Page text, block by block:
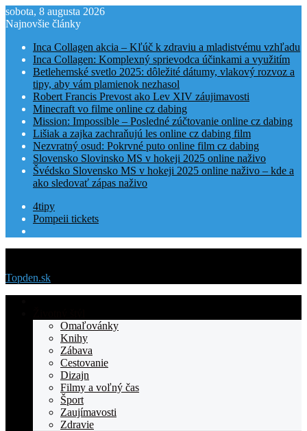
sobota, 8 augusta 2026
Najnovšie články
Inca Collagen akcia – Kľúč k zdraviu a mladistvému vzhľadu
Inca Collagen: Komplexný sprievodca účinkami a využitím
Betlehemské svetlo 2025: dôležité dátumy, vlakový rozvoz a
tipy, aby vám plamienok nezhasol
Robert Francis Prevost ako Lev XIV záujimavosti
Minecraft vo filme online cz dabing
Mission: Impossible – Posledné zúčtovanie online cz dabing
Lišiak a zajka zachraňujú les online cz dabing film
Nezvratný osud: Pokrvné puto online film cz dabing
Slovensko Slovinsko MS v hokeji 2025 online naživo
Švédsko Slovensko MS v hokeji 2025 online naživo – kde a
ako sledovať zápas naživo
4tipy
Pompeii tickets
Topden.sk
TOPden.skOmaľovánky
Knihy
Zábava
Cestovanie
Dizajn
Filmy a voľný čas
Šport
Zaujímavosti
Zdravie